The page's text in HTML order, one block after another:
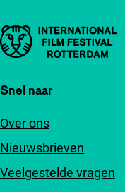
Belangrijke links
Snel naar
Over ons
Nieuwsbrieven
Veelgestelde vragen